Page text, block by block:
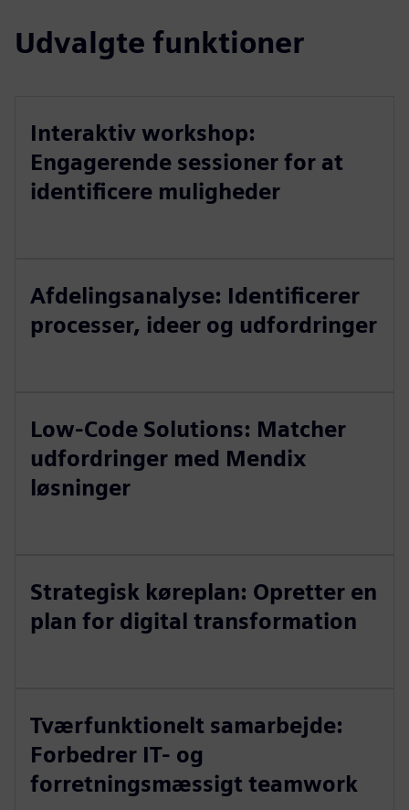
Udvalgte funktioner
Interaktiv workshop:
Engagerende sessioner for at
identificere muligheder
Afdelingsanalyse: Identificerer
processer, ideer og udfordringer
Low-Code Solutions: Matcher
udfordringer med Mendix
løsninger
Strategisk køreplan: Opretter en
plan for digital transformation
Tværfunktionelt samarbejde:
Forbedrer IT- og
forretningsmæssigt teamwork